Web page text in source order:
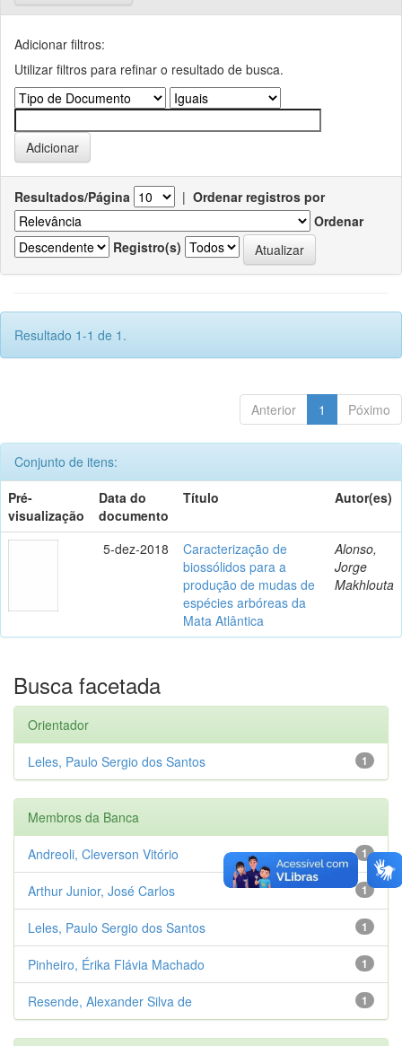
Adicionar filtros:
Utilizar filtros para refinar o resultado de busca.
Resultados/Página | Ordenar registros por
Ordenar
Registro(s)
Resultado 1-1 de 1.
Anterior 1 Póximo
Conjunto de itens:
Pré-
visualização
Data do
documento
Título Autor(es)
5-dez-2018
Caracterização de
biossólidos para a
produção de mudas de
espécies arbóreas da
Mata Atlântica
Alonso,
Jorge
Makhlouta
Busca facetada
Orientador
1
Leles, Paulo Sergio dos Santos
Membros da Banca
1
Andreoli, Cleverson Vitório
1
Arthur Junior, José Carlos
1
Leles, Paulo Sergio dos Santos
1
Pinheiro, Érika Flávia Machado
1
Resende, Alexander Silva de